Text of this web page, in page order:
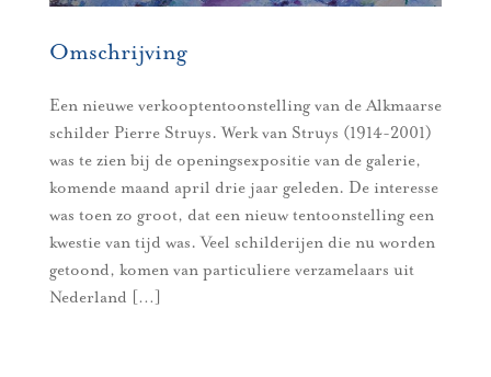
Omschrijving
Een nieuwe verkooptentoonstelling van de Alkmaarse
schilder Pierre Struys. Werk van Struys (1914-2001)
was te zien bij de openingsexpositie van de galerie,
komende maand april drie jaar geleden. De interesse
was toen zo groot, dat een nieuw tentoonstelling een
kwestie van tijd was. Veel schilderijen die nu worden
getoond, komen van particuliere verzamelaars uit
Nederland […]